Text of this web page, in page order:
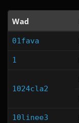
Wad
01fava
1
1024cla2
10linee3